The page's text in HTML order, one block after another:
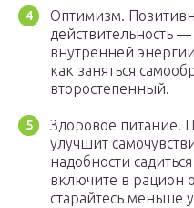
Оптимизм.
действительность
внутренней
как заняться
второстепенный.
Здоровое питание.
улучшит
надобности
включите в рацион
старайтесь меньше